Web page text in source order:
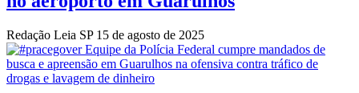
Redação Leia SP 15 de agosto de 2025